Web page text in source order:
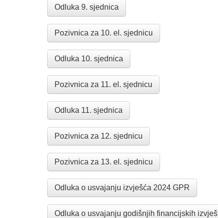
Odluka 9. sjednica
Pozivnica za 10. el. sjednicu
Odluka 10. sjednica
Pozivnica za 11. el. sjednicu
Odluka 11. sjednica
Pozivnica za 12. sjednicu
Pozivnica za 13. el. sjednicu
Odluka o usvajanju izvješća 2024 GPR
Odluka o usvajanju godišnjih financijskih